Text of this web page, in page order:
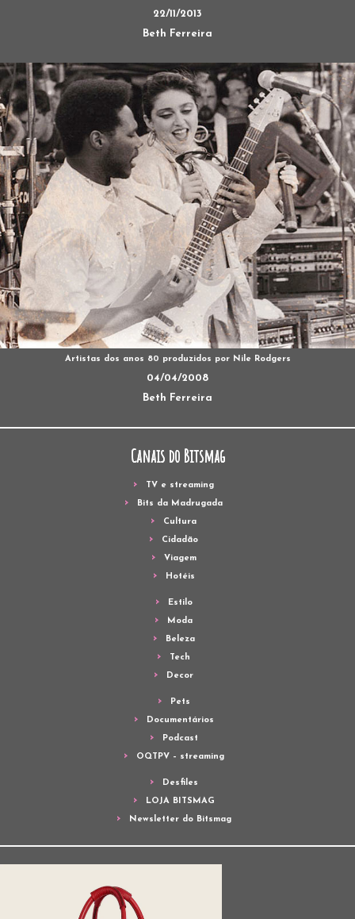
22/11/2013
Beth Ferreira
Artistas dos anos 80 produzidos por Nile Rodgers
04/04/2008
Beth Ferreira
Canais do Bitsmag
TV e streaming
Bits da Madrugada
Cultura
Cidadão
Viagem
Hotéis
Estilo
Moda
Beleza
Tech
Decor
Pets
Documentários
Podcast
OQTPV – streaming
Desfiles
LOJA BITSMAG
Newsletter do Bitsmag